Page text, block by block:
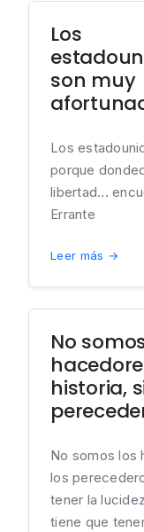
Los
son muy
Los
porque
libertad...
Errante
Leer más →
No
historia,
No somos los
los
tener la
tiene que